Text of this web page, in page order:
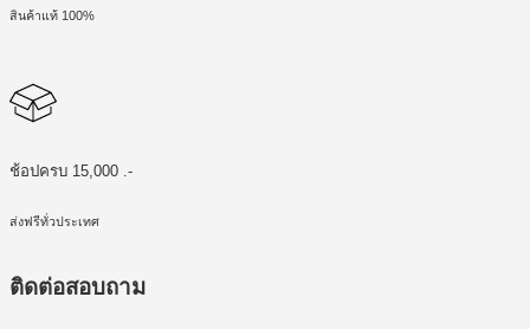
สินค้าแท้ 100%
ช้อปครบ 15,000 .-
ส่งฟรีทั่วประเทศ
ติดต่อสอบถาม